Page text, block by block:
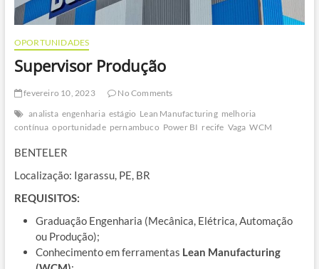
OPORTUNIDADES
Supervisor Produção
fevereiro 10, 2023
No Comments
analista engenharia estágio Lean Manufacturing melhoria
contínua oportunidade pernambuco Power BI recife Vaga WCM
BENTELER
Localização: Igarassu, PE, BR
REQUISITOS:
Graduação Engenharia (Mecânica, Elétrica, Automação
ou Produção);
Conhecimento em ferramentas Lean Manufacturing